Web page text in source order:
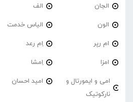
الجان الف
الون الیاس خدمت
ام رپر اِم رعد
امزا اِمشا
امی و ایمورتال و
نارکوتیک
امید احسان